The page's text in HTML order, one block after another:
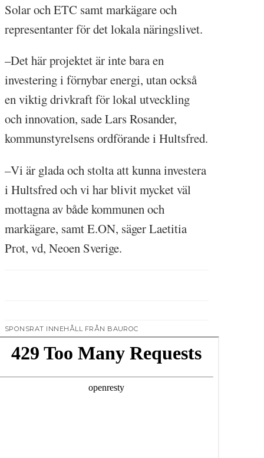
Solar och ETC samt markägare och
representanter för det lokala näringslivet.
–Det här projektet är inte bara en
investering i förnybar energi, utan också
en viktig drivkraft för lokal utveckling
och innovation, sade Lars Rosander,
kommunstyrelsens ordförande i Hultsfred.
–Vi är glada och stolta att kunna investera
i Hultsfred och vi har blivit mycket väl
mottagna av både kommunen och
markägare, samt E.ON, säger Laetitia
Prot, vd, Neoen Sverige.
SPONSRAT INNEHÅLL FRÅN BAUROC